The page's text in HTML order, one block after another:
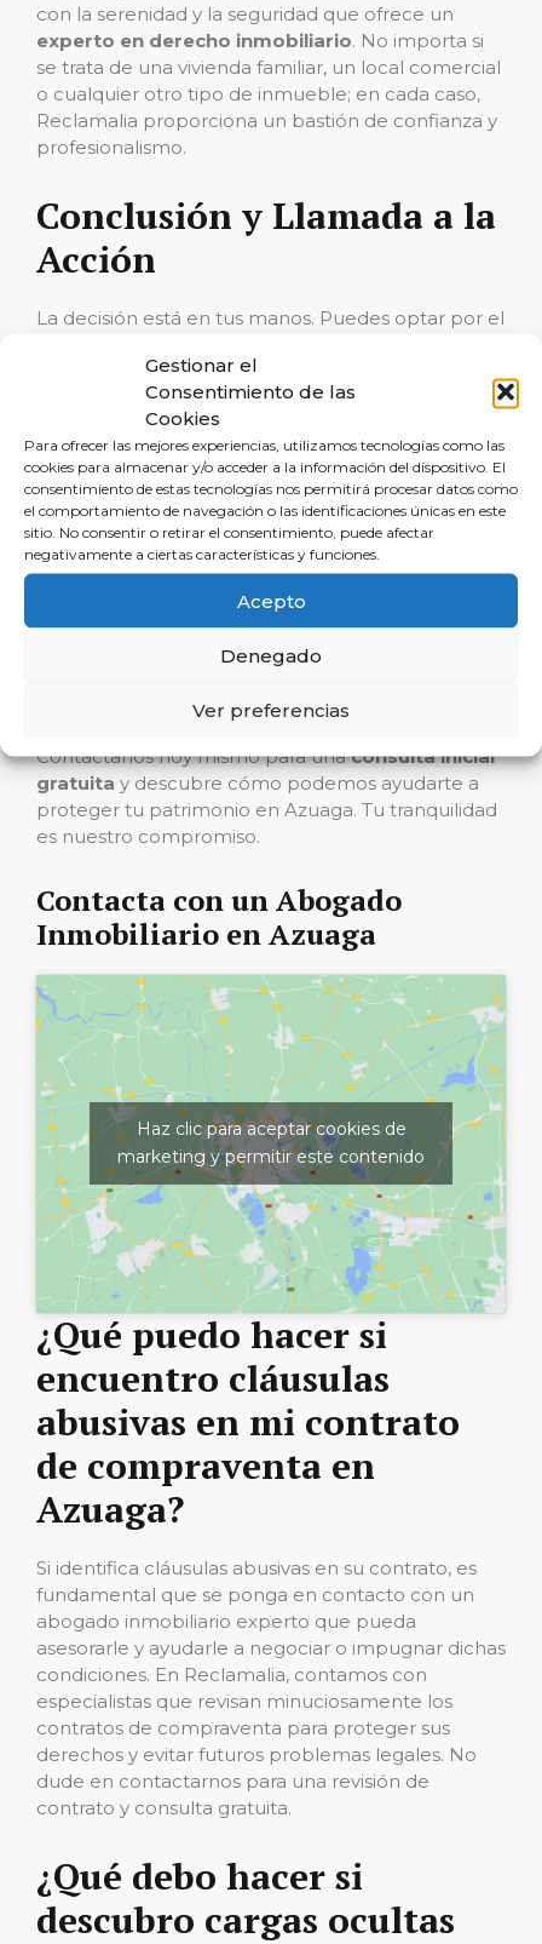
Gestionar el
Consentimiento de las
Cookies
Para ofrecer las mejores experiencias, utilizamos tecnologías como las
cookies para almacenar y/o acceder a la información del dispositivo. El
consentimiento de estas tecnologías nos permitirá procesar datos como
el comportamiento de navegación o las identificaciones únicas en este
sitio. No consentir o retirar el consentimiento, puede afectar
negativamente a ciertas características y funciones.
Acepto
Denegado
Ver preferencias
con la serenidad y la seguridad que ofrece un
experto en derecho inmobiliario. No importa si
se trata de una vivienda familiar, un local comercial
o cualquier otro tipo de inmueble; en cada caso,
Reclamalia proporciona un bastión de confianza y
profesionalismo.
Conclusión y Llamada a la
Acción
La decisión está en tus manos. Puedes optar por el
limitaciones y riesgos, o elegir la vía de la seguridad
y de la personalización que solo un abogado
especializado en derecho inmobiliario puede
ofrecer. Reclamalia, en Azuaga, es tu mejor opción
para asegurar que tu inversión inmobiliaria sea
sólida, rentable y libre de sorpresas desagradables.
Si estás por realizar unaoperación inmobiliaria
problemas y las inseguridades jurídicas empañen
y obtener la tranquilidad que
Contáctanos hoy mismo para unaconsulta inicial
gratuita y descubre cómo podemos ayudarte a
proteger tu patrimonio en Azuaga. Tu tranquilidad
es nuestro compromiso.
Contacta con un Abogado
Inmobiliario en Azuaga
Haz clic para aceptar cookies de
marketing y permitir este contenido
¿Qué puedo hacer si
encuentro cláusulas
abusivas en mi contrato
de compraventa en
Azuaga?
Si identifica cláusulas abusivas en su contrato, es
fundamental que se ponga en contacto con un
abogado inmobiliario experto que pueda
asesorarle y ayudarle a negociar o impugnar dichas
condiciones. En Reclamalia, contamos con
especialistas que revisan minuciosamente los
contratos de compraventa para proteger sus
derechos y evitar futuros problemas legales. No
dude en contactarnos para una revisión de
contrato y consulta gratuita.
¿Qué debo hacer si
descubro cargas ocultas